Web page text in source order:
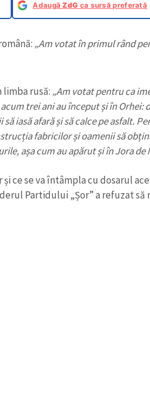
AdaugăZdG ca sursă preferată
„Am votat în primul rând
rusă: „Am votat pentru ca
trei ani au început și în Orhei:
iasă afară și să calce pe asfalt.
fabricilor și oamenii să
așa cum au apărut și în Jora de
ce se va întâmpla cu dosarul
Partidului „Șor” a refuzat să